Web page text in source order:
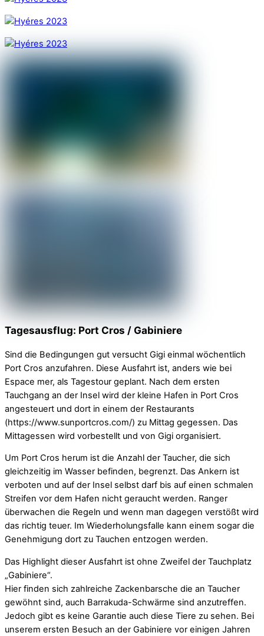
Tagesausflug: Port Cros / Gabiniere
Sind die Bedingungen gut versucht Gigi einmal wöchentlich
Port Cros anzufahren. Diese Ausfahrt ist, anders wie bei
Espace mer, als Tagestour geplant. Nach dem ersten
Tauchgang an der Insel wird der kleine Hafen in Port Cros
angesteuert und dort in einem der Restaurants
(https://www.sunportcros.com/) zu Mittag gegessen. Das
Mittagessen wird vorbestellt und von Gigi organisiert.
Um Port Cros herum ist die Anzahl der Taucher, die sich
gleichzeitig im Wasser befinden, begrenzt. Das Ankern ist
verboten und auf der Insel selbst darf bis auf einen schmalen
Streifen vor dem Hafen nicht geraucht werden. Ranger
überwachen die Regeln und wenn man dagegen verstößt wird
das richtig teuer. Im Wiederholungsfalle kann einem sogar die
Genehmigung dort zu Tauchen entzogen werden.
Das Highlight dieser Ausfahrt ist ohne Zweifel der Tauchplatz
„Gabiniere“.
Hier finden sich zahlreiche Zackenbarsche die an Taucher
gewöhnt sind, auch Barrakuda-Schwärme sind anzutreffen.
Jedoch gibt es keine Garantie auch diese Tiere zu sehen. Bei
unserem ersten Besuch an der Gabiniere vor einigen Jahren